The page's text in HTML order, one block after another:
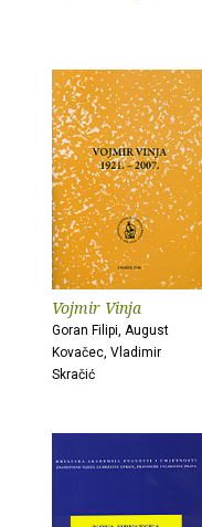
Vojmir Vinja
Goran Filipi, August
Kovačec, Vladimir
Skračić